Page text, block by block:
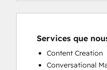
Services que
Content Creation
Conversational